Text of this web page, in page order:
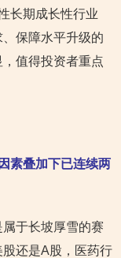
长期成长性行业
、保障水平升级的
值得投资者重点
素叠加下已连续两
于长坡厚雪的赛
还是A股，医药行